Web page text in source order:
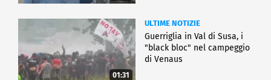
01:31
ULTIME NOTIZIE
Guerriglia in Val di Susa, i
"black bloc" nel campeggio
di Venaus